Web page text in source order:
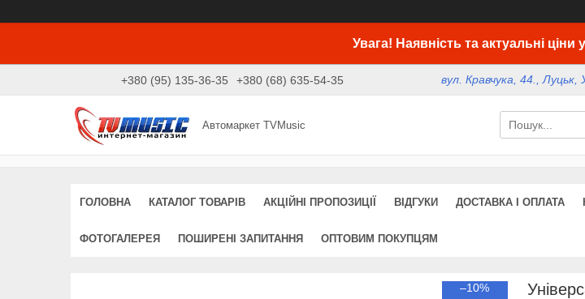
Увага! Наявність та актуальні
+380 (95) 135-36-35 +380 (68) 635-54-35 вул. Кравчука, 44., Луцьк,
Автомаркет TVMusic
ГОЛОВНА КАТАЛОГ ТОВАРІВ АКЦІЙНІ ПРОПОЗИЦІЇ ВІДГУКИ ДОСТАВКА І ОПЛАТА
ФОТОГАЛЕРЕЯ ПОШИРЕНІ ЗАПИТАННЯ ОПТОВИМ ПОКУПЦЯМ
–10%